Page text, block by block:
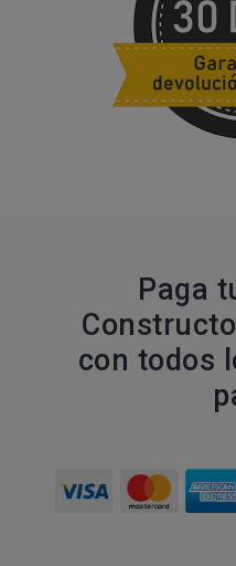
Paga
con todos